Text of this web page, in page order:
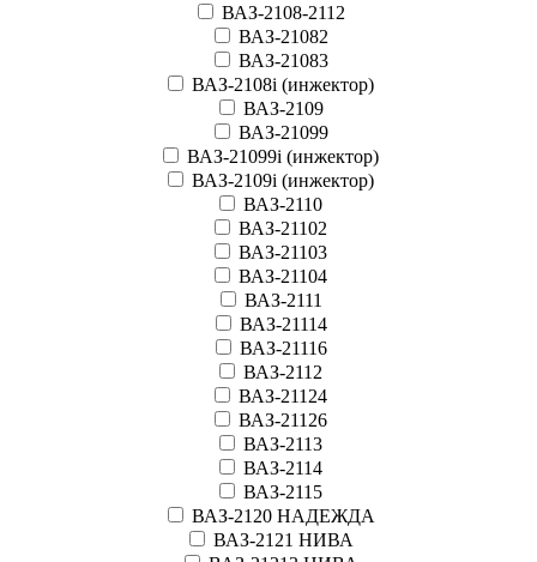
ВАЗ-2108-2112
ВАЗ-21082
ВАЗ-21083
ВАЗ-2108i (инжектор)
ВАЗ-2109
ВАЗ-21099
ВАЗ-21099i (инжектор)
ВАЗ-2109i (инжектор)
ВАЗ-2110
ВАЗ-21102
ВАЗ-21103
ВАЗ-21104
ВАЗ-2111
ВАЗ-21114
ВАЗ-21116
ВАЗ-2112
ВАЗ-21124
ВАЗ-21126
ВАЗ-2113
ВАЗ-2114
ВАЗ-2115
ВАЗ-2120 НАДЕЖДА
ВАЗ-2121 НИВА